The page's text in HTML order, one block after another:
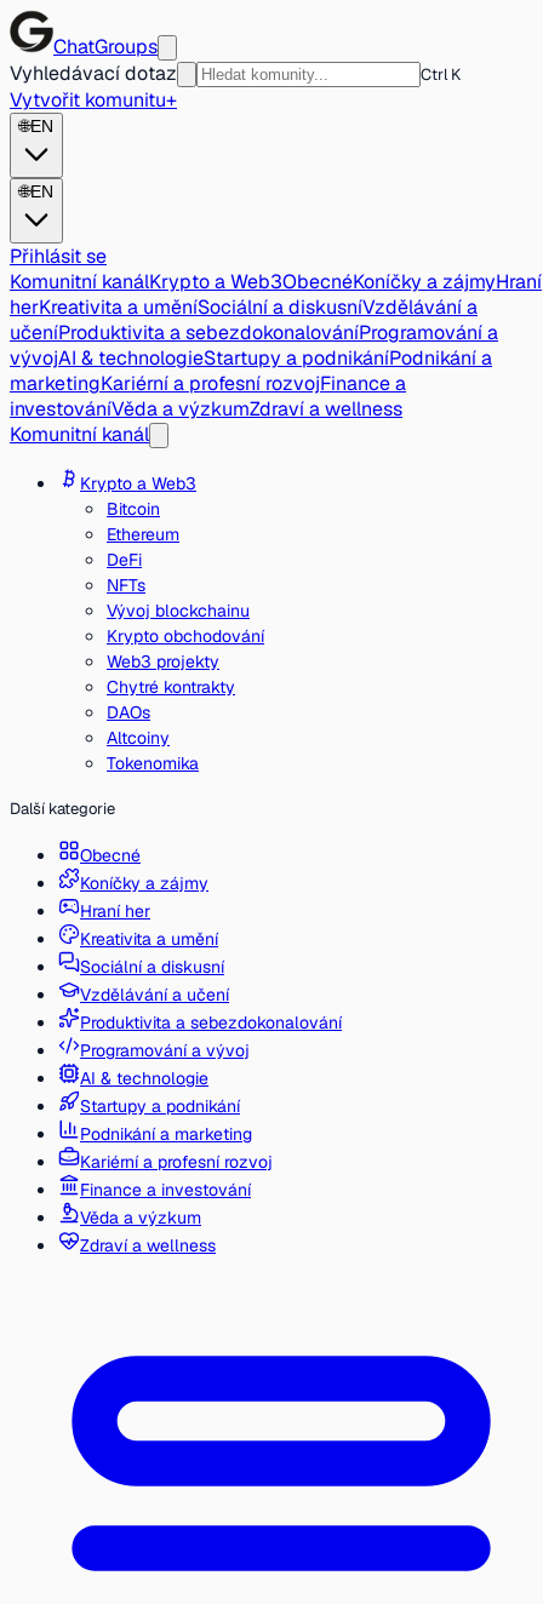
ChatGroups
Vyhledávací dotaz
Ctrl K
Vytvořit komunitu+
🌐EN
🌐EN
Přihlásit se
Komunitní kanálKrypto a Web3ObecnéKoníčky a zájmyHraní
herKreativita a uměníSociální a diskusníVzdělávání a
učeníProduktivita a sebezdokonalováníProgramování a
vývojAI & technologieStartupy a podnikáníPodnikání a
marketingKariérní a profesní rozvojFinance a
investováníVěda a výzkumZdraví a wellness
Komunitní kanál
Krypto a Web3
Bitcoin
Ethereum
DeFi
NFTs
Vývoj blockchainu
Krypto obchodování
Web3 projekty
Chytré kontrakty
DAOs
Altcoiny
Tokenomika
Další kategorie
Obecné
Koníčky a zájmy
Hraní her
Kreativita a umění
Sociální a diskusní
Vzdělávání a učení
Produktivita a sebezdokonalování
Programování a vývoj
AI & technologie
Startupy a podnikání
Podnikání a marketing
Kariérní a profesní rozvoj
Finance a investování
Věda a výzkum
Zdraví a wellness